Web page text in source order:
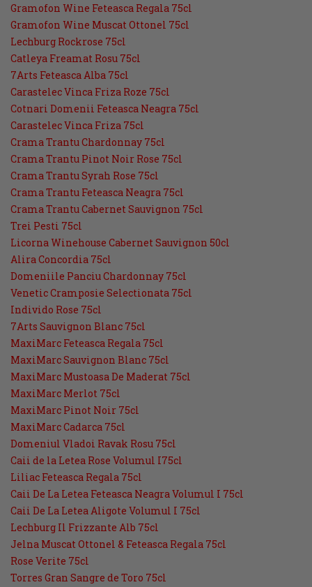
Gramofon Wine Feteasca Regala 75cl
Gramofon Wine Muscat Ottonel 75cl
Lechburg Rockrose 75cl
Catleya Freamat Rosu 75cl
7Arts Feteasca Alba 75cl
Carastelec Vinca Friza Roze 75cl
Cotnari Domenii Feteasca Neagra 75cl
Carastelec Vinca Friza 75cl
Crama Trantu Chardonnay 75cl
Crama Trantu Pinot Noir Rose 75cl
Crama Trantu Syrah Rose 75cl
Crama Trantu Feteasca Neagra 75cl
Crama Trantu Cabernet Sauvignon 75cl
Trei Pesti 75cl
Licorna Winehouse Cabernet Sauvignon 50cl
Alira Concordia 75cl
Domeniile Panciu Chardonnay 75cl
Venetic Cramposie Selectionata 75cl
Individo Rose 75cl
7Arts Sauvignon Blanc 75cl
MaxiMarc Feteasca Regala 75cl
MaxiMarc Sauvignon Blanc 75cl
MaxiMarc Mustoasa De Maderat 75cl
MaxiMarc Merlot 75cl
MaxiMarc Pinot Noir 75cl
MaxiMarc Cadarca 75cl
Domeniul Vladoi Ravak Rosu 75cl
Caii de la Letea Rose Volumul I75cl
Liliac Feteasca Regala 75cl
Caii De La Letea Feteasca Neagra Volumul I 75cl
Caii De La Letea Aligote Volumul I 75cl
Lechburg Il Frizzante Alb 75cl
Jelna Muscat Ottonel & Feteasca Regala 75cl
Rose Verite 75cl
Torres Gran Sangre de Toro 75cl